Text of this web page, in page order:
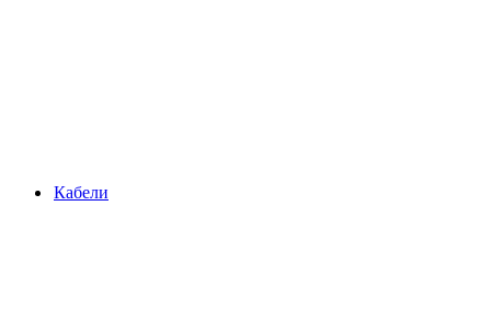
Кабели